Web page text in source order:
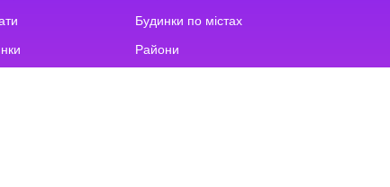
Будинки по містах
Райони